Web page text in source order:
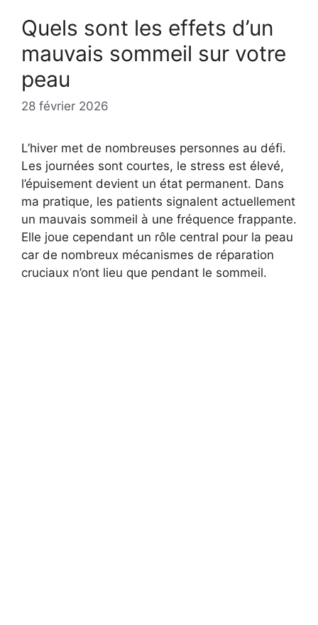
Quels sont les effets d’un
mauvais sommeil sur votre
peau
28 février 2026
L’hiver met de nombreuses personnes au défi.
Les journées sont courtes, le stress est élevé,
l’épuisement devient un état permanent. Dans
ma pratique, les patients signalent actuellement
un mauvais sommeil à une fréquence frappante.
Elle joue cependant un rôle central pour la peau
car de nombreux mécanismes de réparation
cruciaux n’ont lieu que pendant le sommeil.